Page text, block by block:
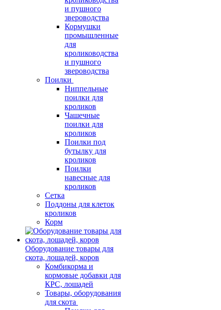
и пушного
звероводства
Кормушки
промышленные
для
кролиководства
и пушного
звероводства
Поилки
Ниппельные
поилки для
кроликов
Чашечные
поилки для
кроликов
Поилки под
бутылку для
кроликов
Поилки
навесные для
кроликов
Сетка
Поддоны для клеток
кроликов
Корм
Оборудование товары для
скота, лошадей, коров
Комбикорма и
кормовые добавки для
КРС, лошадей
Товары, оборудования
для скота